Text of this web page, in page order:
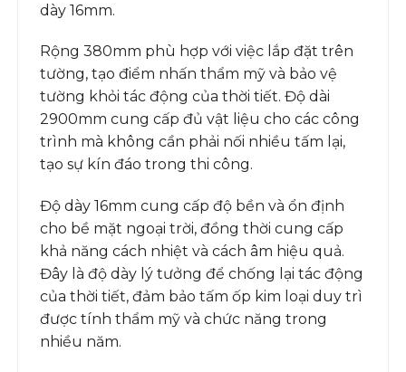
dày 16mm.
Rộng 380mm phù hợp với việc lắp đặt trên
tường, tạo điểm nhấn thẩm mỹ và bảo vệ
tường khỏi tác động của thời tiết. Độ dài
2900mm cung cấp đủ vật liệu cho các công
trình mà không cần phải nối nhiều tấm lại,
tạo sự kín đáo trong thi công.
Độ dày 16mm cung cấp độ bền và ổn định
cho bề mặt ngoại trời, đồng thời cung cấp
khả năng cách nhiệt và cách âm hiệu quả.
Đây là độ dày lý tưởng để chống lại tác động
của thời tiết, đảm bảo tấm ốp kim loại duy trì
được tính thẩm mỹ và chức năng trong
nhiều năm.